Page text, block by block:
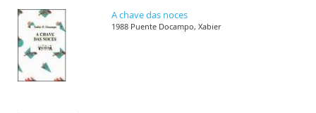
A chave das noces
1988 Puente Docampo, Xabier